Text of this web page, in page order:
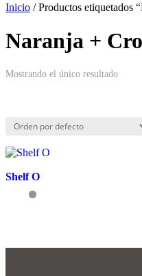
Inicio / Productos etiquetados
Naranja +
Mostrando el único resultado
Shelf O